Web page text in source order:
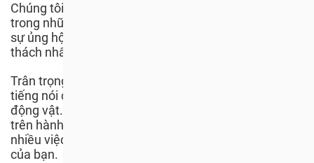
Chúng tôi không thể đạt được bất kỳ kết quả nào
trong những hoạt động hỗ trợ động vật nếu không có
sự ủng hộ của bạn trong năm nay, năm khó khăn thử
thách nhất trong lịch sử gần đây.
Trân trọng cảm ơn bạn đã ký tên, chia sẻ và góp
tiếng nói cho chiến dịch này và giúp đỡ hàng triệu
động vật. Hãy tiếp tục đồng hành cùng chúng tôi
trên hành trình chấm dứt sự tàn ác này - còn rất
nhiều việc phải làm và chúng tôi luôn cần sự giúp đỡ
của bạn.